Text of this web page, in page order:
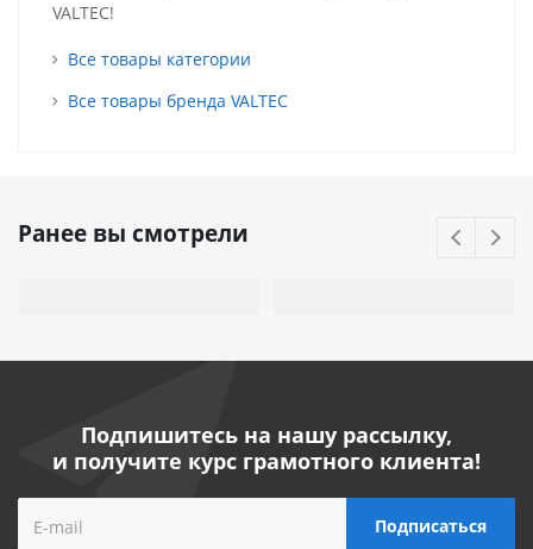
VALTEC!
Все товары категории
Все товары бренда VALTEC
Ранее вы смотрели
Подпишитесь на нашу рассылку,
и получите курс грамотного клиента!